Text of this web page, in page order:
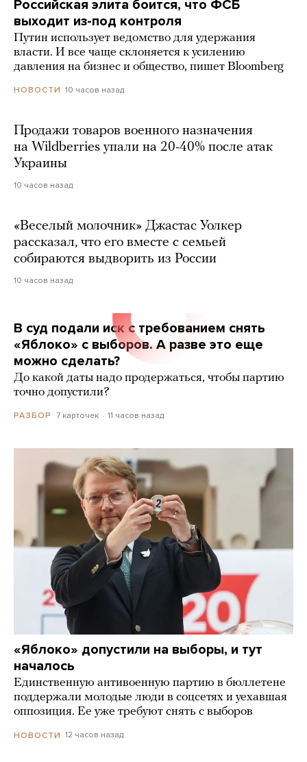
Российская элита боится, что ФСБ
выходит из-под контроля
Путин использует ведомство для удержания
власти. И все чаще склоняется к усилению
давления на бизнес и общество, пишет Bloomberg
НОВОСТИ 10 часов назад
Продажи товаров военного назначения
на Wildberries упали на 20-40% после атак
Украины
10 часов назад
«Веселый молочник» Джастас Уолкер
рассказал, что его вместе с семьей
собираются выдворить из России
10 часов назад
В суд подали иск с требованием снять
«Яблоко» с выборов. А разве это еще
можно сделать?
До какой даты надо продержаться, чтобы партию
точно допустили?
РАЗБОР 7 карточек 11 часов назад
«Яблоко» допустили на выборы, и тут
началось
Единственную антивоенную партию в бюллетене
поддержали молодые люди в соцсетях и уехавшая
оппозиция. Ее уже требуют снять с выборов
НОВОСТИ 12 часов назад